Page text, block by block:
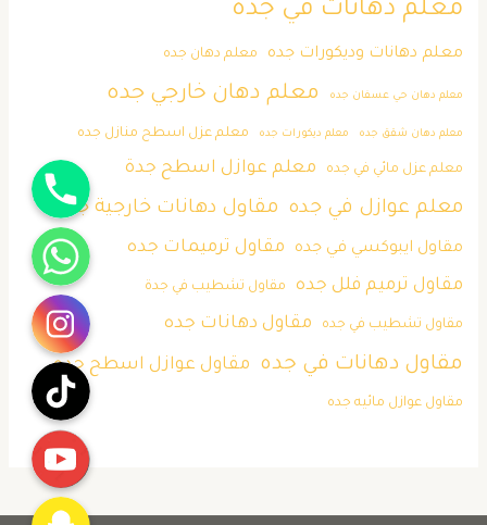
معلم دهانات في جده
معلم دهانات وديكورات جده معلم دهان جده
معلم دهان حي عسفان جده معلم دهان خارجي جده
معلم دهان شقق جده معلم ديكورات جده معلم عزل اسطح منازل جده
معلم عزل مائي في جده معلم عوازل اسطح جدة
معلم عوازل في جده مقاول دهانات خارجية جده
مقاول ايبوكسي في جده
مقاول ترميمات جده
مقاول ترميم فلل جده
مقاول تشطيب في جدة
مقاول تشطيب في جده مقاول دهانات جده
مقاول دهانات في جده مقاول عوازل اسطح جده
مقاول عوازل مائيه جده
جوال
واتساب
انستقرام
تيك توك
يوتيوب
Snapchat